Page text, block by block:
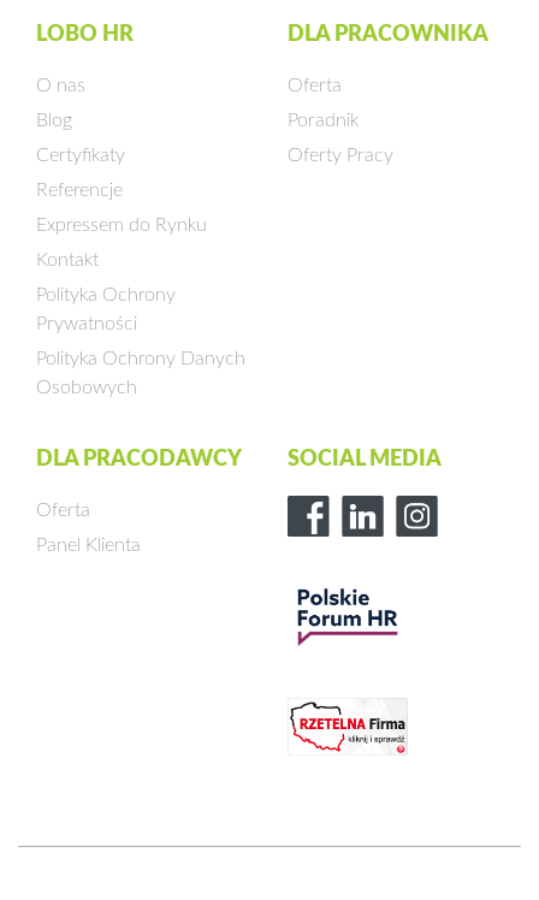
LOBO HR
O nas
Blog
Certyfikaty
Referencje
Expressem do Rynku
Kontakt
Polityka Ochrony
Prywatności
Polityka Ochrony Danych
Osobowych
DLA PRACOWNIKA
Oferta
Poradnik
Oferty Pracy
DLA PRACODAWCY
Oferta
Panel Klienta
SOCIAL MEDIA